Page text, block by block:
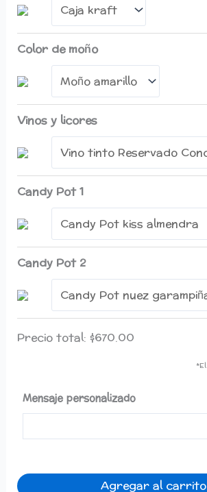
Color de moño
Vinos y licores
Candy Pot 1
Candy Pot 2
Precio total: $670.00
Mensaje personalizado
Agregar al carrito